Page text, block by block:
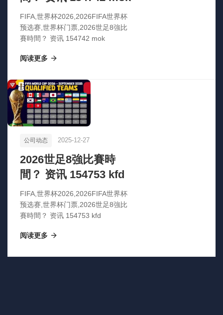
FIFA,世界杯2026,2026FIFA世界杯
预选赛,世界杯门票,2026世足8強比
賽時間？ 资讯 154742 mok
阅读更多
公司动态 2025-12-27
2026世足8強比賽時
間？ 资讯 154753 kfd
FIFA,世界杯2026,2026FIFA世界杯
预选赛,世界杯门票,2026世足8強比
賽時間？ 资讯 154753 kfd
阅读更多